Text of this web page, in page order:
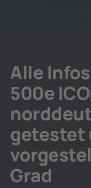
Alle
500e
getestet
Grad